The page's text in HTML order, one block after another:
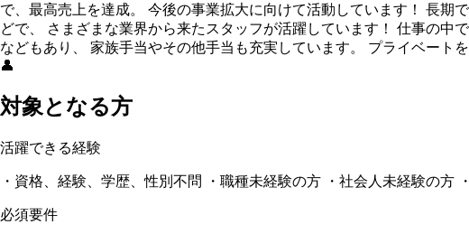
で、最高売上を達成。 今後の事業拡大に向けて活動しています！ 長期
どで、 さまざまな業界から来たスタッフが活躍しています！ 仕事の中
などもあり、 家族手当やその他手当も充実しています。 プライベート
👤
対象となる方
活躍できる経験
・資格、経験、学歴、性別不問 ・職種未経験の方 ・社会人未経験の方
必須要件